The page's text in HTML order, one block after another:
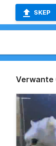
SKEP
Verwante